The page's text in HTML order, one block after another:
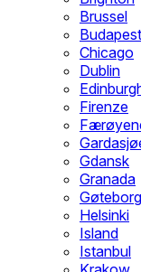
Brussel
Budapest
Chicago
Dublin
Firenze
Gdansk
Granada
Gøteborg
Helsinki
Island
Istanbul